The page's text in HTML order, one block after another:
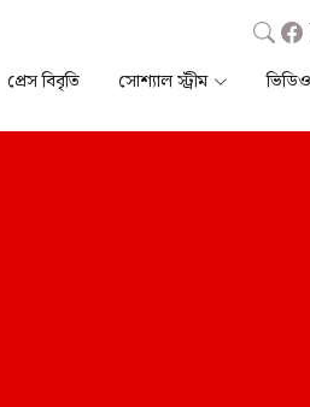
প্রেস বিবৃতি সোশ্যাল স্ট্রীম ভিডিও